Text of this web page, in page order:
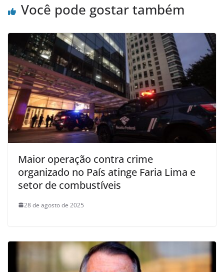
Você pode gostar também
Maior operação contra crime
organizado no País atinge Faria Lima e
setor de combustíveis
28 de agosto de 2025